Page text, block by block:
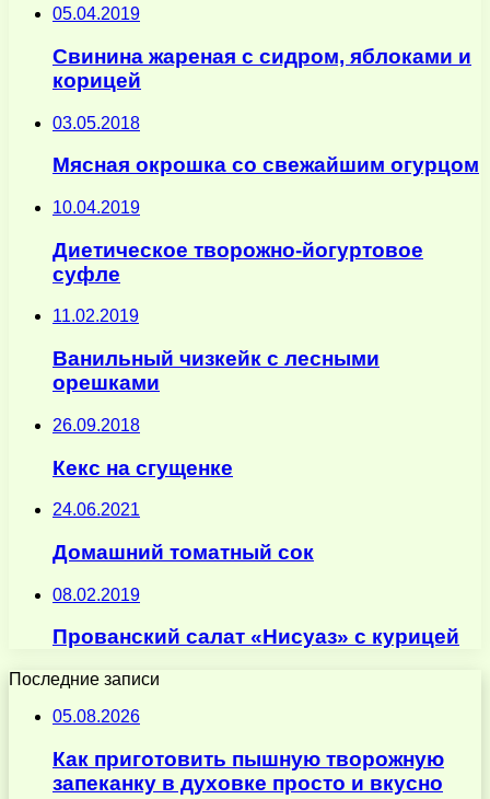
05.04.2019
Свинина жареная с сидром, яблоками и
корицей
03.05.2018
Мясная окрошка со свежайшим огурцом
10.04.2019
Диетическое творожно-йогуртовое
суфле
11.02.2019
Ванильный чизкейк с лесными
орешками
26.09.2018
Кекс на сгущенке
24.06.2021
Домашний томатный сок
08.02.2019
Прованский салат «Нисуаз» с курицей
Последние записи
05.08.2026
Как приготовить пышную творожную
запеканку в духовке просто и вкусно